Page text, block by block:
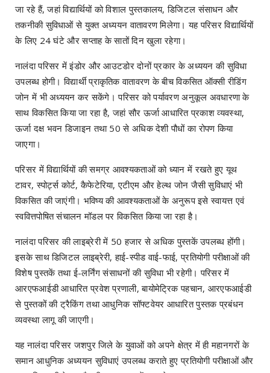
जा रहे हैं, जहां विद्यार्थियों को विशाल पुस्तकालय, डिजिटल संसाधन और
तकनीकी सुविधाओं से युक्त अध्ययन वातावरण मिलेगा। यह परिसर विद्यार्थियों
के लिए 24 घंटे और सप्ताह के सातों दिन खुला रहेगा।
नालंदा परिसर में इंडोर और आउटडोर दोनों प्रकार के अध्ययन की सुविधा
उपलब्ध होगी। विद्यार्थी प्राकृतिक वातावरण के बीच विकसित ऑक्सी रीडिंग
जोन में भी अध्ययन कर सकेंगे। परिसर को पर्यावरण अनुकूल अवधारणा के
साथ विकसित किया जा रहा है, जहां सौर ऊर्जा आधारित प्रकाश व्यवस्था,
ऊर्जा दक्ष भवन डिजाइन तथा 50 से अधिक देशी पौधों का रोपण किया
जाएगा।
परिसर में विद्यार्थियों की समग्र आवश्यकताओं को ध्यान में रखते हुए यूथ
टावर, स्पोर्ट्स कोर्ट, कैफेटेरिया, एटीएम और हेल्थ जोन जैसी सुविधाएं भी
विकसित की जाएंगी। भविष्य की आवश्यकताओं के अनुरूप इसे स्वायत्त एवं
स्ववित्तपोषित संचालन मॉडल पर विकसित किया जा रहा है।
नालंदा परिसर की लाइब्रेरी में 50 हजार से अधिक पुस्तकें उपलब्ध होंगी।
इसके साथ डिजिटल लाइब्रेरी, हाई-स्पीड वाई-फाई, प्रतियोगी परीक्षाओं की
विशेष पुस्तकें तथा ई-लर्निंग संसाधनों की सुविधा भी रहेगी। परिसर में
आरएफआईडी आधारित प्रवेश प्रणाली, बायोमेट्रिक पहचान, आरएफआईडी
से पुस्तकों की ट्रैकिंग तथा आधुनिक सॉफ्टवेयर आधारित पुस्तक प्रबंधन
व्यवस्था लागू की जाएगी।
यह नालंदा परिसर जशपुर जिले के युवाओं को अपने क्षेत्र में ही महानगरों के
समान आधुनिक अध्ययन सुविधाएं उपलब्ध कराते हुए प्रतियोगी परीक्षाओं और